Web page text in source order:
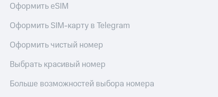
Оформить eSIM
Оформить SIM-карту в Telegram
Оформить чистый номер
Выбрать красивый номер
Больше возможностей выбора номера